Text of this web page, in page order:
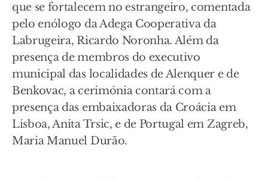
que se fortalecem no estrangeiro, comentada
pelo enólogo da Adega Cooperativa da
Labrugeira, Ricardo Noronha. Além da
presença de membros do executivo
municipal das localidades de Alenquer e de
Benkovac, a cerimónia contará com a
presença das embaixadoras da Croácia em
Lisboa, Anita Trsic, e de Portugal em Zagreb,
Maria Manuel Durão.